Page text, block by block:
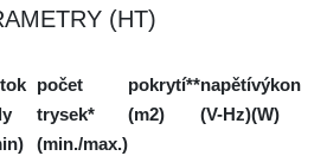
(HT)
počet
trysek*
(min./max.)
pokrytí**
(m2)
napětí
(V-Hz)
výkon
(W)